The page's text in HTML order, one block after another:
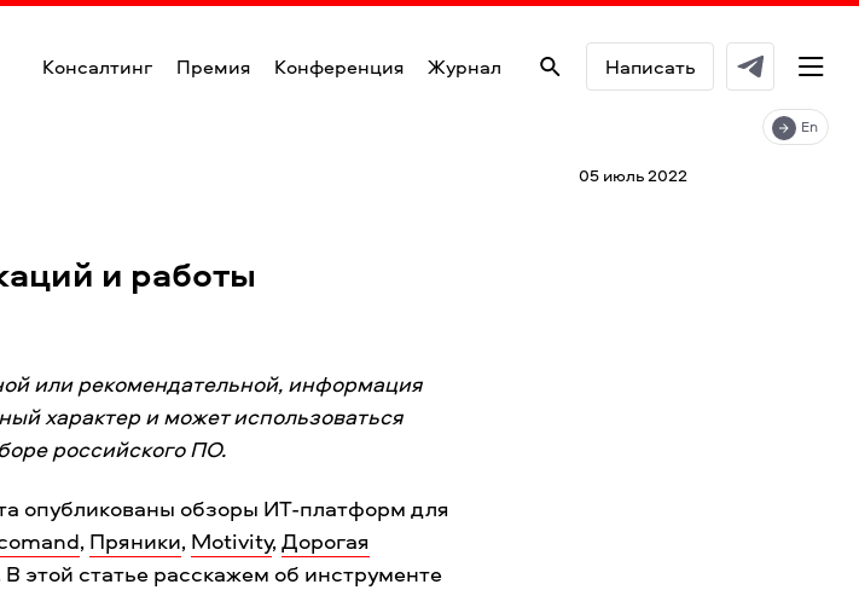
Написать
Консалтинг Премия Конференция Журнал
En
05 июль 2022
и работы
или рекомендательной, информация
характер и может использоваться
российского ПО.
опубликованы обзоры ИТ-платформ для
, Пряники, Motivity,Дорогая
В этой статье расскажем об инструменте